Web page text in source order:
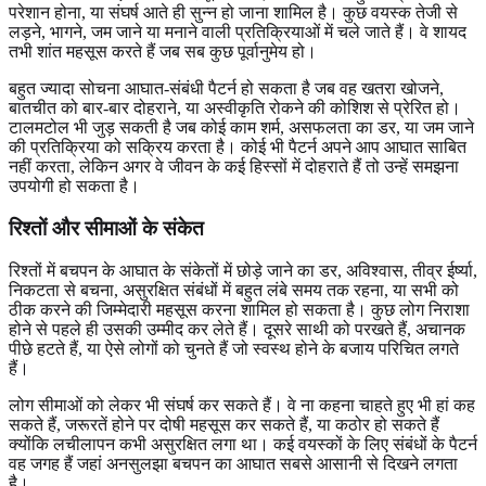
परेशान होना, या संघर्ष आते ही सुन्न हो जाना शामिल है। कुछ वयस्क तेजी से
लड़ने, भागने, जम जाने या मनाने वाली प्रतिक्रियाओं में चले जाते हैं। वे शायद
तभी शांत महसूस करते हैं जब सब कुछ पूर्वानुमेय हो।
बहुत ज्यादा सोचना आघात-संबंधी पैटर्न हो सकता है जब वह खतरा खोजने,
बातचीत को बार-बार दोहराने, या अस्वीकृति रोकने की कोशिश से प्रेरित हो।
टालमटोल भी जुड़ सकती है जब कोई काम शर्म, असफलता का डर, या जम जाने
की प्रतिक्रिया को सक्रिय करता है। कोई भी पैटर्न अपने आप आघात साबित
नहीं करता, लेकिन अगर वे जीवन के कई हिस्सों में दोहराते हैं तो उन्हें समझना
उपयोगी हो सकता है।
रिश्तों और सीमाओं के संकेत
रिश्तों में बचपन के आघात के संकेतों में छोड़े जाने का डर, अविश्वास, तीव्र ईर्ष्या,
निकटता से बचना, असुरक्षित संबंधों में बहुत लंबे समय तक रहना, या सभी को
ठीक करने की जिम्मेदारी महसूस करना शामिल हो सकता है। कुछ लोग निराशा
होने से पहले ही उसकी उम्मीद कर लेते हैं। दूसरे साथी को परखते हैं, अचानक
पीछे हटते हैं, या ऐसे लोगों को चुनते हैं जो स्वस्थ होने के बजाय परिचित लगते
हैं।
लोग सीमाओं को लेकर भी संघर्ष कर सकते हैं। वे ना कहना चाहते हुए भी हां कह
सकते हैं, जरूरतें होने पर दोषी महसूस कर सकते हैं, या कठोर हो सकते हैं
क्योंकि लचीलापन कभी असुरक्षित लगा था। कई वयस्कों के लिए संबंधों के पैटर्न
वह जगह हैं जहां अनसुलझा बचपन का आघात सबसे आसानी से दिखने लगता